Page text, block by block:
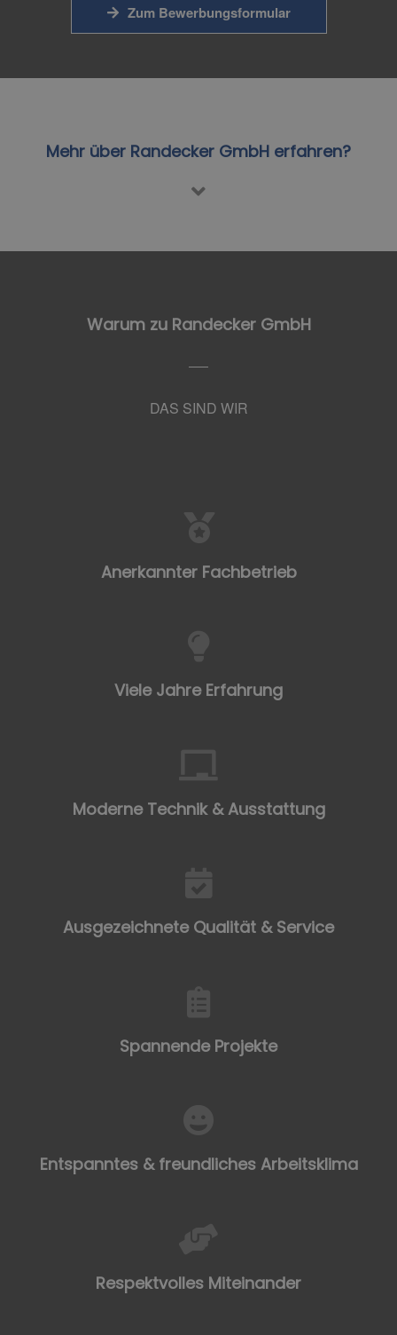
Zum Bewerbungsformular
Mehr über Randecker GmbH erfahren?
Warum zu Randecker GmbH
DAS SIND WIR
Anerkannter Fachbetrieb
Viele Jahre Erfahrung
Moderne Technik & Ausstattung
Ausgezeichnete Qualität & Service
Spannende Projekte​
Entspanntes & freundliches Arbeitsklima
Respektvolles Miteinander